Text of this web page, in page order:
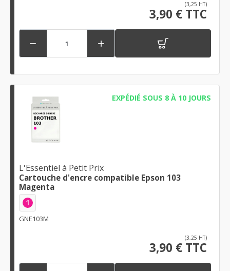
(3,25 HT)
3,90 € TTC
 
EXPÉDIÉ SOUS 8 À 10 JOURS
L'Essentiel à Petit Prix
Cartouche d'encre compatible Epson 103
Magenta
1
GNE103M
(3,25 HT)
3,90 € TTC